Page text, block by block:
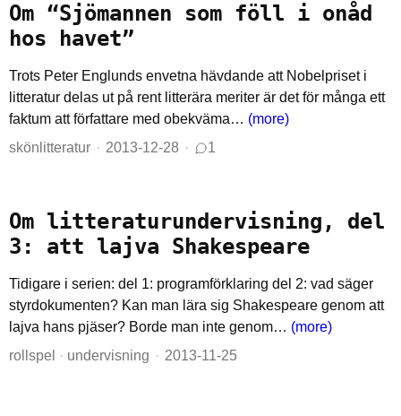
Om “Sjömannen som föll i onåd
hos havet”
Trots Peter Englunds envetna hävdande att Nobelpriset i
litteratur delas ut på rent litterära meriter är det för många ett
faktum att författare med obekväma… (more)
skönlitteratur
2013-12-28 1
Om litteraturundervisning, del
3: att lajva Shakespeare
Tidigare i serien: del 1: programförklaring del 2: vad säger
styrdokumenten? Kan man lära sig Shakespeare genom att
lajva hans pjäser? Borde man inte genom… (more)
rollspel
· undervisning 2013-11-25